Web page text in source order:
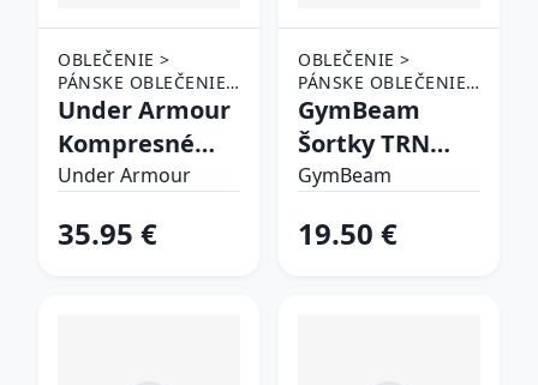
OBLEČENIE >
PÁNSKE OBLEČENIE
> ŠORTKY
Under Armour
Kompresné
šortky HG
Green MM
Under Armour
35.95 €
OBLEČENIE >
PÁNSKE OBLEČENIE
> ŠORTKY
GymBeam
Šortky TRN
GymBeam
19.50 €